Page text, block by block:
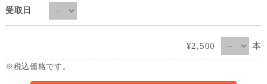
受取日
¥2,500 本
※税込価格です。